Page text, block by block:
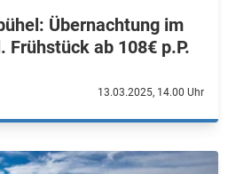
Übernachtung im
Frühstück ab 108€ p.P.
13.03.2025, 14.00 Uhr